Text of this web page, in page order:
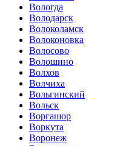
Вологда
Володарск
Волоколамск
Волоконовка
Волосово
Волошино
Волхов
Волчиха
Вольгинский
Вольск
Воргашор
Воркута
Воронеж